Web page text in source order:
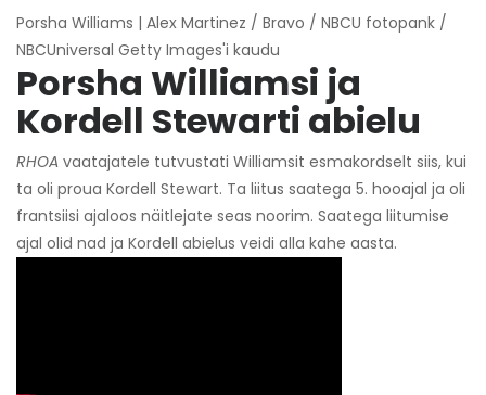
Porsha Williams | Alex Martinez / Bravo / NBCU fotopank /
NBCUniversal Getty Images'i kaudu
Porsha Williamsi ja
Kordell Stewarti abielu
RHOA vaatajatele tutvustati Williamsit esmakordselt siis, kui
ta oli proua Kordell Stewart. Ta liitus saatega 5. hooajal ja oli
frantsiisi ajaloos näitlejate seas noorim. Saatega liitumise
ajal olid nad ja Kordell abielus veidi alla kahe aasta.